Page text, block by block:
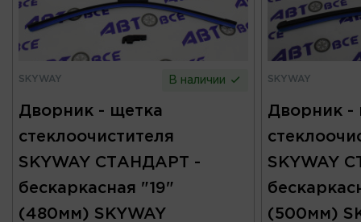
SKYWAY В наличии
Дворник - щетка
стеклоочистителя
SKYWAY СТАНДАРТ -
бескаркасная "19"
(480мм) SKYWAY
SKYWAY
Дворник -
SKYWAY
(500мм)